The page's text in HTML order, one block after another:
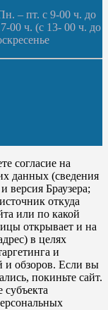
– пт. с 9-00 ч. до
00 ч. (с 13- 00 ч. до
согласие на
данных (сведения
Браузера;
откуда
или по какой
открывает и на
в целях
и
и обзоров. Если вы
покиньте сайт.